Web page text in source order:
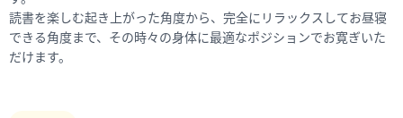
読書を楽しむ起き上がった角度から、完全にリラックスしてお昼寝
できる角度まで、その時々の身体に最適なポジションでお寛ぎいた
だけます。